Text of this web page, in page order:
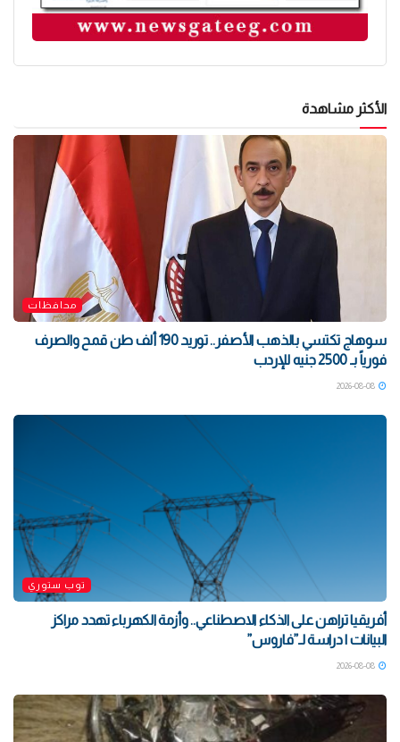
الأكثر مشاهدة
محافظات
سوهاج تكتسي بالذهب الأصفر.. توريد 190 ألف طن قمح والصرف
فورياً بـ 2500 جنيه للإردب
توب ستوري
أفريقيا تراهن على الذكاء الاصطناعي.. وأزمة الكهرباء تهدد مراكز
البيانات | دراسة لـ”فاروس”